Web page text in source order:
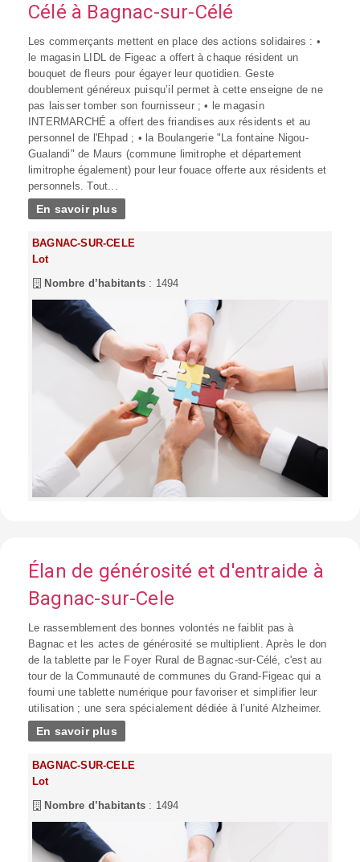
Célé à Bagnac-sur-Célé
Les commerçants mettent en place des actions solidaires : •
le magasin LIDL de Figeac a offert à chaque résident un
bouquet de fleurs pour égayer leur quotidien. Geste
doublement généreux puisqu’il permet à cette enseigne de ne
pas laisser tomber son fournisseur ; • le magasin
INTERMARCHÉ a offert des friandises aux résidents et au
personnel de l'Ehpad ; • la Boulangerie "La fontaine Nigou-
Gualandi" de Maurs (commune limitrophe et département
limitrophe également) pour leur fouace offerte aux résidents et
personnels. Tout...
En savoir plus
BAGNAC-SUR-CELE
Lot
Nombre d’habitants : 1494
Élan de générosité et d'entraide à
Bagnac-sur-Cele
Le rassemblement des bonnes volontés ne faiblit pas à
Bagnac et les actes de générosité se multiplient. Après le don
de la tablette par le Foyer Rural de Bagnac-sur-Célé, c'est au
tour de la Communauté de communes du Grand-Figeac qui a
fourni une tablette numérique pour favoriser et simplifier leur
utilisation ; une sera spécialement dédiée à l’unité Alzheimer.
En savoir plus
BAGNAC-SUR-CELE
Lot
Nombre d’habitants : 1494